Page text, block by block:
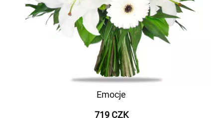
Emocje
719 CZK